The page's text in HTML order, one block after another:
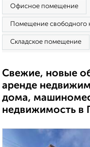
Офисное помещение
Помещение свободного
Складское помещение
Свежие, новые
аренде
дома,
недвижимость в